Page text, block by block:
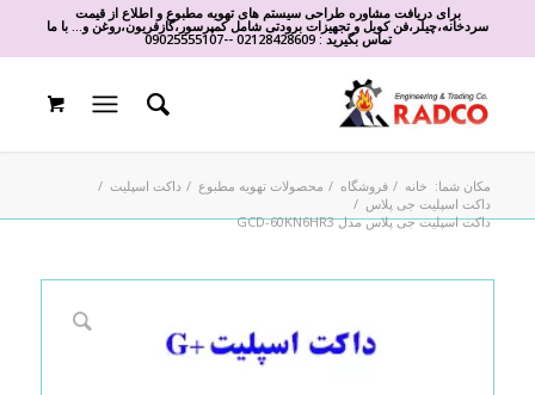
برای دریافت مشاوره طراحی سیستم های تهویه مطبوع و اطلاع از قیمت
سردخانه،چیلر،فن کویل و تجهیزات برودتی شامل کمپرسور،گازفریون،روغن و... با ما
تماس بگیرید :02128428609
-
-
09025555107
مکان شما: خانه / فروشگاه / محصولات تهویه مطبوع / داکت اسپلیت /
داکت اسپلیت جی پلاس /
داکت اسپلیت جی پلاس مدل GCD-60KN6HR3